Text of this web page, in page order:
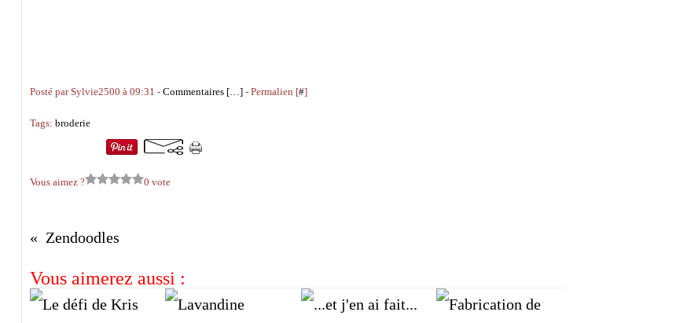
Posté par Sylvie2500 à 09:31 - Commentaires […] - Permalien [#]
Tags: broderie
Vous aimez ? 0 vote
Zendoodles
Vous aimerez aussi :